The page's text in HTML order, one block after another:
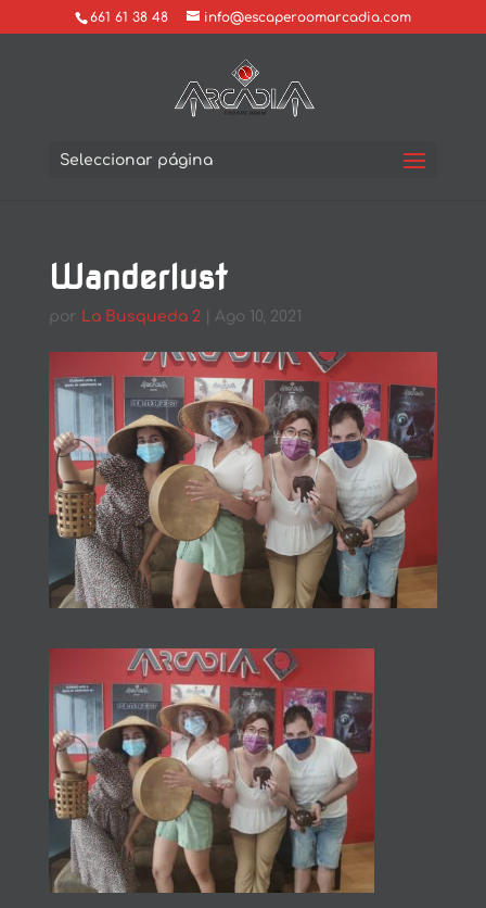
661 61 38 48 info@escaperoomarcadia.com
Seleccionar página
Wanderlust
por La Busqueda 2| Ago 10, 2021